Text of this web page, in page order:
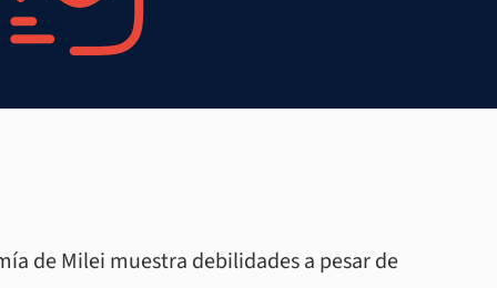
de Milei muestra debilidades a pesar de